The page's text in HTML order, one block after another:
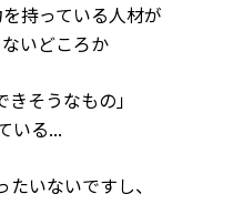
持っている人材が
いどころか
きそうなもの」
いる...
たいないですし、